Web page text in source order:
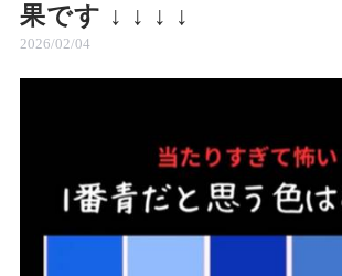
果です ↓ ↓ ↓ ↓
2026/02/04